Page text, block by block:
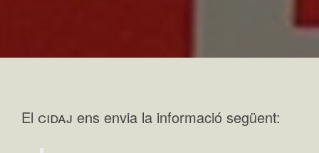
El cidaj ens envia la informació següent: